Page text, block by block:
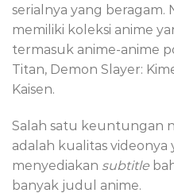
serialnya yang beragam.
memiliki koleksi anime
termasuk anime-anime
Titan, Demon Slayer:
Kaisen.
Salah satu keuntungan
adalah kualitas
menyediakan subtitle
banyak judul anime.